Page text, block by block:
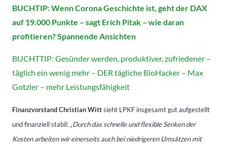
BUCHTIP: Wenn Corona Geschichte ist, geht der DAX
auf 19.000 Punkte – sagt Erich Pitak – wie daran
profitieren? Spannende Ansichten
BUCHTTIP: Gesünder werden, produktiver, zufriedener –
täglich ein wenig mehr – DER tägliche BioHacker – Max
Gotzler – mehr Leistungsfähigkeit
Finanzvorstand Christian Wittsieht LPKF insgesamt gut aufgestellt
und finanziell stabil: „Durch das schnelle und flexible Senken der
Kosten arbeiten wir einerseits auch bei niedrigeren Umsätzen mit